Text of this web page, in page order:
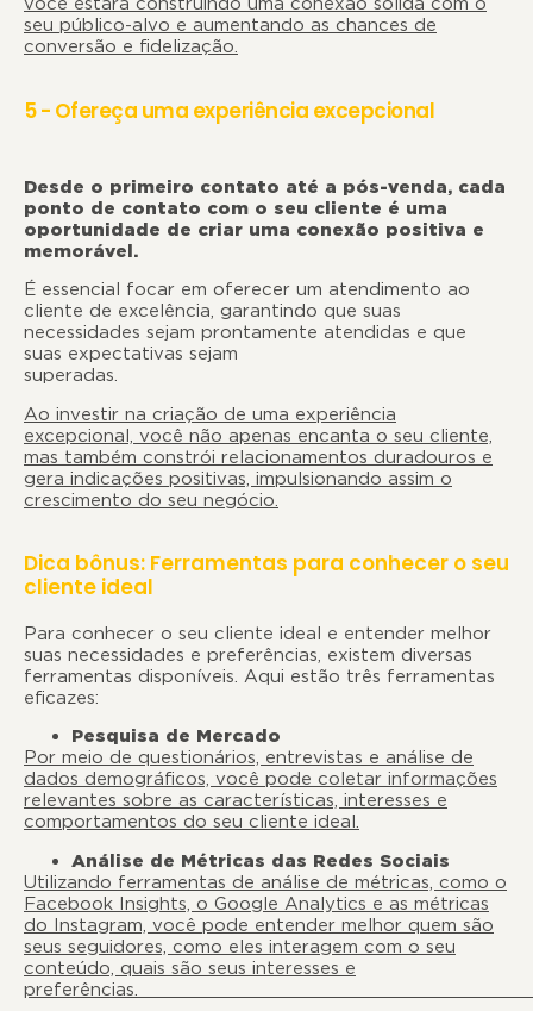
seu público-alvo e aumentando as chances de
conversão e fidelização.
5 - Ofereça uma experiência excepcional
Desde o primeiro contato até a pós-venda, cada
ponto de contato com o seu cliente é uma
oportunidade de criar uma conexão positiva e
É essencial focar em oferecer um atendimento ao
cliente de excelência, garantindo que suas
necessidades sejam prontamente atendidas e que
suas expectativas sejam
Ao investir na criação de uma experiência
excepcional, você não apenas encanta o seu cliente,
mas também constrói relacionamentos duradouros e
gera indicações positivas, impulsionando assim o
crescimento do seu negócio.
Dica bônus: Ferramentas para conhecer o seu
cliente ideal
Para conhecer o seu cliente ideal e entender melhor
suas necessidades e preferências, existem diversas
ferramentas disponíveis. Aqui estão três ferramentas
eficazes:
Pesquisa de Mercado
Por meio de questionários, entrevistas e análise de
dados demográficos, você pode coletar informações
relevantes sobre as características, interesses e
comportamentos do seu cliente ideal.
Análise de Métricas das Redes Sociais
Utilizando ferramentas de análise de métricas, como o
Facebook Insights, o Google Analytics e as métricas
do Instagram, você pode entender melhor quem são
seus seguidores, como eles interagem com o seu
conteúdo, quais são seus interesses e